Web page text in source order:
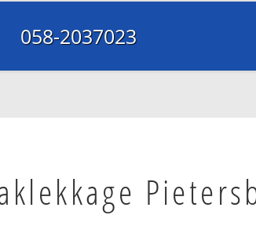
058-2037023